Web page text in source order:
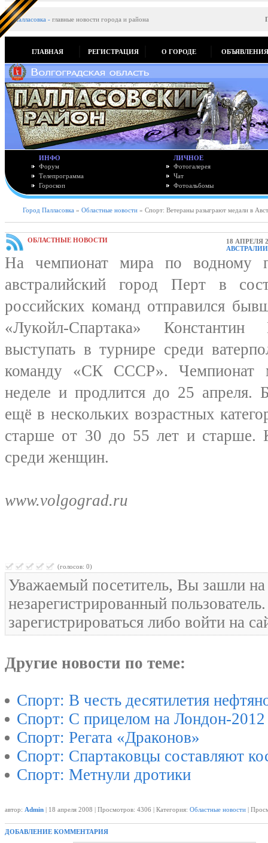
Палласовка - главные новости города и района
ГЛАВНАЯ РЕГИСТРАЦИЯ О ГОРОДЕ ОБЪЯВЛЕНИЯ
ИНФО
Форум
Телепрограмма
Гороскоп
ЛИЧНОЕ
Фотогалерея
Чат
Фотоальбомы
Город Палласовка » Областные новости » Спорт: Ветераны разыграют медали в
ОБЛАСТНЫЕ НОВОСТИ
18 АПРЕЛЯ
АВСТРАЛИИ
На чемпионат мира по водному
австралийский город Перт в
российских команд отправился
«Лукойл-Спартака»
выступать в турнире среди
команду «СК СССР». Чемпионат
неделе и продлится до 25 апреля.
ещё в нескольких возрастных
старше от 30 до 55 лет и старше.
среди женщин.
www.volgograd.ru
(голосов: 0)
Уважаемый посетитель, Вы зашли на
незарегистрированный
зарегистрироваться либо войти на
Другие новости по теме:
Спорт: В честь десятилетия
Спорт: С прицелом на Лондон-2012
Спорт: Регата «Драконов»
Спорт: Спартаковцы составляют
Спорт: Метнули дротики
автор: Admin | 18 апреля 2008 | Просмотров: 4306 | Категория: Областные новости |
ДОБАВЛЕНИЕ КОММЕНТАРИЯ